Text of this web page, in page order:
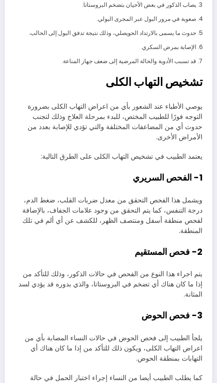
يصاب الذكور في بعض الأحيان بتضخم البروستاتا.
صعوبة في مرور البول عبر المجرى البولي.
حدوث ما يسمى بالارتداد الحويصلي، وذلك نتيجة تدفق البول إلى الحالب.
الإصابة بمرض السكري.
قد تسبب الأدوية والحالة المرضية إلى ضعف جهاز المناعة.
تشخيص التهاب الكلى
يوصي الأطباء عند الشعور بأي من اعراض التهاب الكلى بضرورة
التوجه فورًا للطبيب المختص، للبدء بمرحلة العلاج وذلك لتجنب
حدوث أي من المضاعفات المختلفة والتي تؤدي للإصابة بعدد من
الأمراض الأخرى.
يعتمد الطبيب في تشخيص التهاب الكلى على الطرق التالية:
1- الفحص السريري
ويشمل هذا الفحص التحقق من معدل ضربات القلب، ضغط الدم،
درجة التنفس، كما يتم التحقق من وجود علامات الجفاف، بالإضافة
لفحص منطقة أسفل ومنتصف الظهر، للكشف عن أي ألم في تلك
المنطقة.
2- فحص المستقيم
يتم اجراء هذا النوع من الفحص في حالات الذكور، وذلك للتأكد من
إذا ما كان هناك أي تضخم في البروستاتا، والذي بدوره قد يؤدي لسد
المثانة.
3- فحص الحوض
يلجأ الطبيب إلى فحص الحوض في حالات النساء المصابة بأي من
اعراض التهاب الكلى، ويكون ذلك للتأكد من إذا ما كان هناك أي
التهابات بمنطقة الحوض.
كما يطلب الطبيب أيضا من النساء إجراء اختبار الحمل في حالة